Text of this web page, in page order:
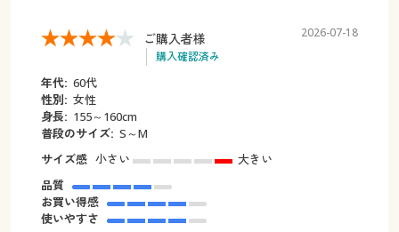
ご購入者様
購入確認済み
2026-07-18
年代: 60代
性別: 女性
身長: 155～160cm
普段のサイズ: S～M
サイズ感 小さい
大きい
品質
お買い得感
使いやすさ